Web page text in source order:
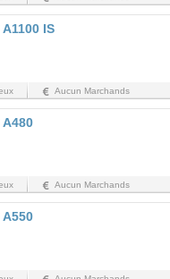
IS
Aucun Marchands
Aucun Marchands